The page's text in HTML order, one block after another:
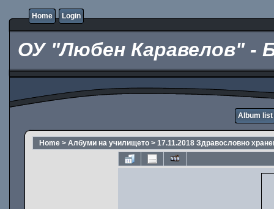
Home Login
ОУ "Любен Каравелов" -
Album list
Home > Албуми на училището > 17.11.2018 Здравословно